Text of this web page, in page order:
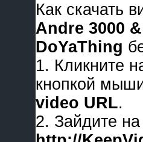
Как скачать
Andre 3000
DoYaThing
1. Кликните
кнопкой
video URL.
2. Зайдите на